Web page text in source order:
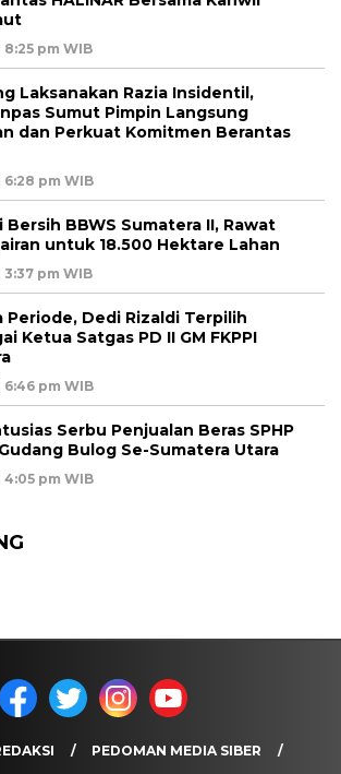
pm WIB
Laksanakan Razia Insidentil,
Sumut Pimpin Langsung
dan Perkuat Komitmen Berantas
pm WIB
Bersih BBWS Sumatera II, Rawat
untuk 18.500 Hektare Lahan
pm WIB
Periode, Dedi Rizaldi Terpilih
Ketua Satgas PD II GM FKPPI
pm WIB
Serbu Penjualan Beras SPHP
Bulog Se-Sumatera Utara
pm WIB
PEDOMAN MEDIA SIBER